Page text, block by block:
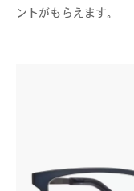
ントがもらえます。